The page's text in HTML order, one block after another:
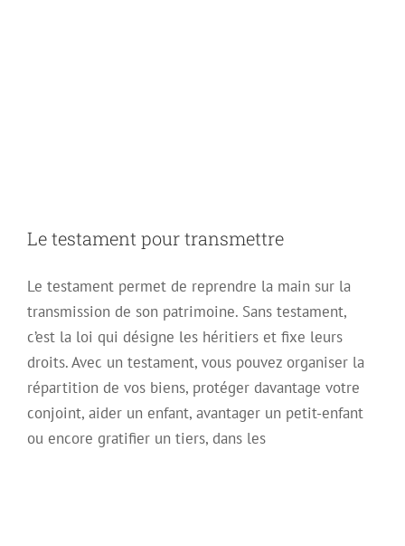
Le testament pour transmettre
Le testament permet de reprendre la main sur la
transmission de son patrimoine. Sans testament,
c’est la loi qui désigne les héritiers et fixe leurs
droits. Avec un testament, vous pouvez organiser la
répartition de vos biens, protéger davantage votre
conjoint, aider un enfant, avantager un petit-enfant
ou encore gratifier un tiers, dans les